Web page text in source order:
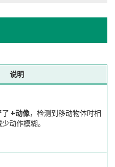
说明
了 +动像，检测到移动物体时相
动作模糊。